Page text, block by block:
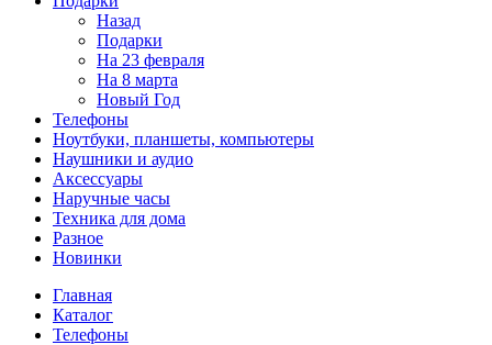
Назад
Подарки
На 23 февраля
На 8 марта
Новый Год
Телефоны
Ноутбуки, планшеты, компьютеры
Наушники и аудио
Аксессуары
Наручные часы
Техника для дома
Разное
Новинки
Главная
Каталог
Телефоны